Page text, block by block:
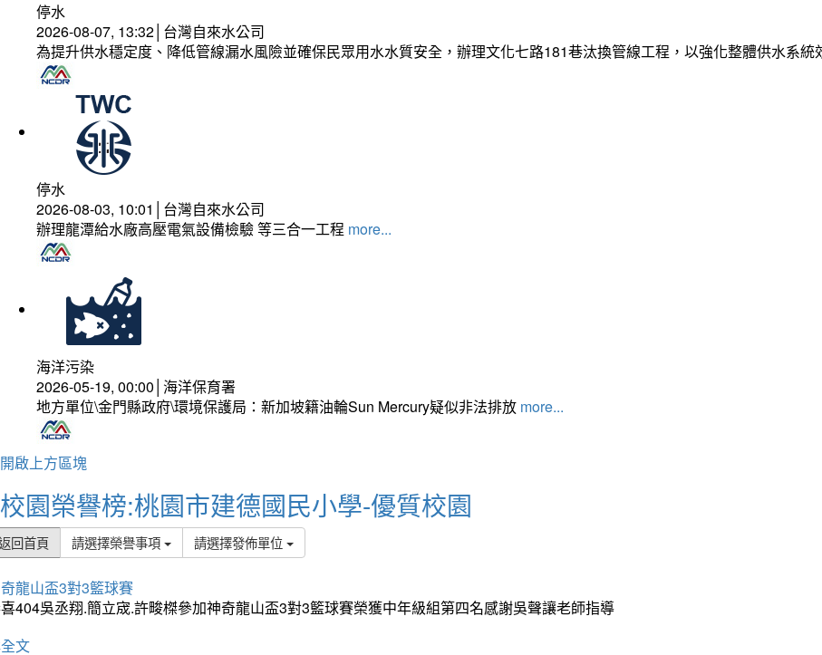
停水
2026-08-07, 13:32│台灣自來水公司
為提升供水穩定度、降低管線漏水風險並確保民眾用水水質安全，辦理文化七路181巷汰換管線工程，以強化整體供水系統
停水
2026-08-03, 10:01│台灣自來水公司
辦理龍潭給水廠高壓電氣設備檢驗 等三合一工程 more...
海洋污染
2026-05-19, 00:00│海洋保育署
地方單位\金門縣政府\環境保護局：新加坡籍油輪Sun Mercury疑似非法排放 more...
開啟上方區塊
校園榮譽榜:桃園市建德國民小學-優質校園
回首頁 請選擇榮譽事項 請選擇發佈單位
龍山盃3對3籃球賽
404吳丞翔.簡立宬.許畯榤參加神奇龍山盃3對3籃球賽榮獲中年級組第四名感謝吳聲讓老師指導
文